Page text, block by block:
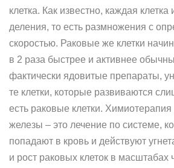
клетка. Как известно, каждая клетка
деления, то есть размножения с
скоростью. Раковые же клетки
в 2 раза быстрее и активнее
фактически ядовитые препараты,
те клетки, которые развиваются
есть раковые клетки.
железы – это лечение по системе,
попадают в кровь и действуют
и рост раковых клеток в масштабах